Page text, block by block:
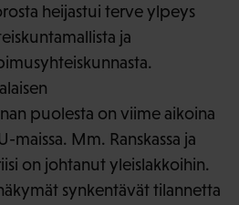
heijastui terve ylpeys
ja
puolesta on viime aikoina
maissa. Mm. Ranskassa ja
on johtanut yleislakkoihin.
synkentävät tilannetta